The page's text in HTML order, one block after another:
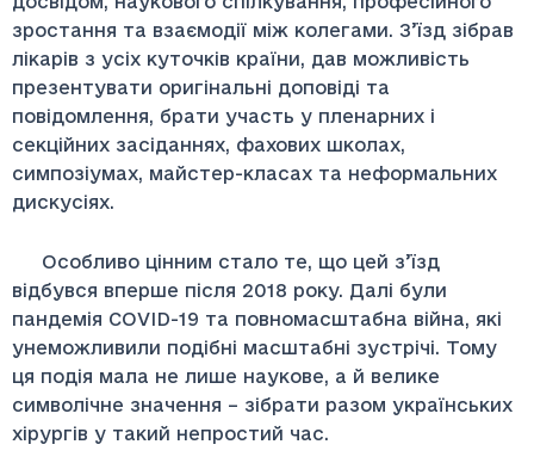
зростання та взаємодії між колегами. З’їзд зібрав
лікарів з усіх куточків країни, дав можливість
презентувати оригінальні доповіді та
повідомлення, брати участь у пленарних і
секційних засіданнях, фахових школах,
симпозіумах, майстер-класах та неформальних
дискусіях.
Особливо цінним стало те, що цей з’їзд
відбувся вперше після 2018 року. Далі були
пандемія COVID-19 та повномасштабна війна, які
унеможливили подібні масштабні зустрічі. Тому
ця подія мала не лише наукове, а й велике
символічне значення – зібрати разом українських
хірургів у такий непростий час.